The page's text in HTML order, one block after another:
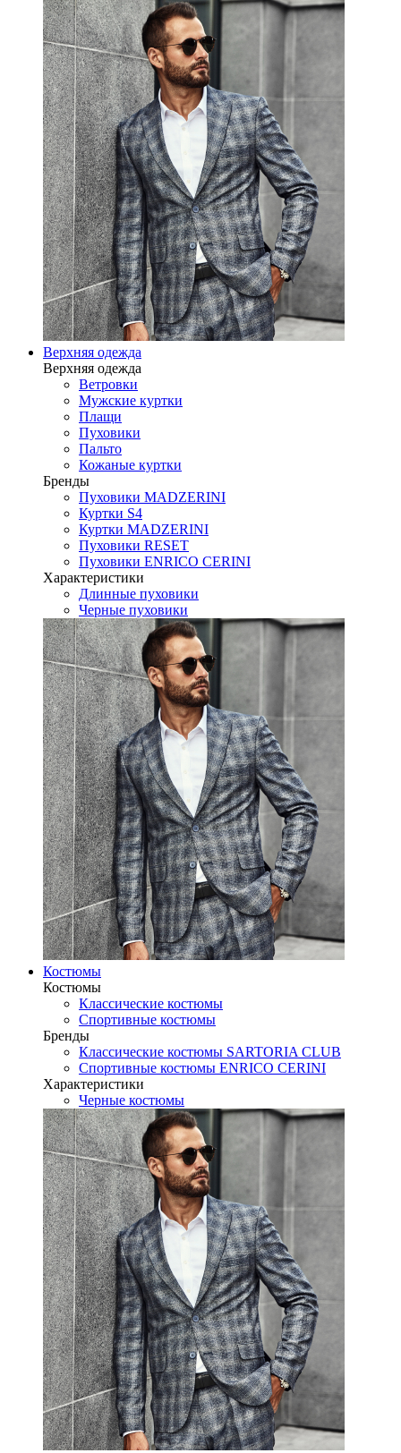
Верхняя одежда
Верхняя одежда
Ветровки
Мужские куртки
Плащи
Пуховики
Пальто
Кожаные куртки
Бренды
Пуховики MADZERINI
Куртки S4
Куртки MADZERINI
Пуховики RESET
Пуховики ENRICO CERINI
Характеристики
Длинные пуховики
Черные пуховики
Костюмы
Костюмы
Классические костюмы
Спортивные костюмы
Бренды
Классические костюмы SARTORIA CLUB
Спортивные костюмы ENRICO CERINI
Характеристики
Черные костюмы